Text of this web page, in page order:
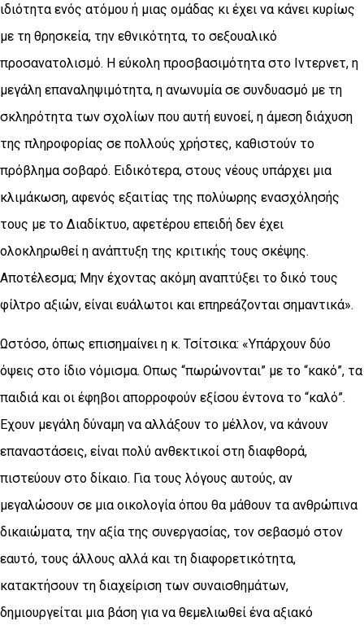
ιδιότητα ενός ατόμου ή μιας ομάδας κι έχει να κάνει κυρίως
με τη θρησκεία, την εθνικότητα, το σεξουαλικό
προσανατολισμό. Η εύκολη προσβασιμότητα στο Ιντερνετ, η
μεγάλη επαναληψιμότητα, η ανωνυμία σε συνδυασμό με τη
σκληρότητα των σχολίων που αυτή ευνοεί, η άμεση διάχυση
της πληροφορίας σε πολλούς χρήστες, καθιστούν το
πρόβλημα σοβαρό. Ειδικότερα, στους νέους υπάρχει μια
κλιμάκωση, αφενός εξαιτίας της πολύωρης ενασχόλησής
τους με το Διαδίκτυο, αφετέρου επειδή δεν έχει
ολοκληρωθεί η ανάπτυξη της κριτικής τους σκέψης.
Αποτέλεσμα; Μην έχοντας ακόμη αναπτύξει το δικό τους
φίλτρο αξιών, είναι ευάλωτοι και επηρεάζονται σημαντικά».
Ωστόσο, όπως επισημαίνει η κ. Τσίτσικα: «Υπάρχουν δύο
όψεις στο ίδιο νόμισμα. Οπως “πωρώνονται” με το “κακό”, τα
παιδιά και οι έφηβοι απορροφούν εξίσου έντονα το “καλό”.
Εχουν μεγάλη δύναμη να αλλάξουν το μέλλον, να κάνουν
επαναστάσεις, είναι πολύ ανθεκτικοί στη διαφθορά,
πιστεύουν στο δίκαιο. Για τους λόγους αυτούς, αν
μεγαλώσουν σε μια οικολογία όπου θα μάθουν τα ανθρώπινα
δικαιώματα, την αξία της συνεργασίας, τον σεβασμό στον
εαυτό, τους άλλους αλλά και τη διαφορετικότητα,
κατακτήσουν τη διαχείριση των συναισθημάτων,
δημιουργείται μια βάση για να θεμελιωθεί ένα αξιακό